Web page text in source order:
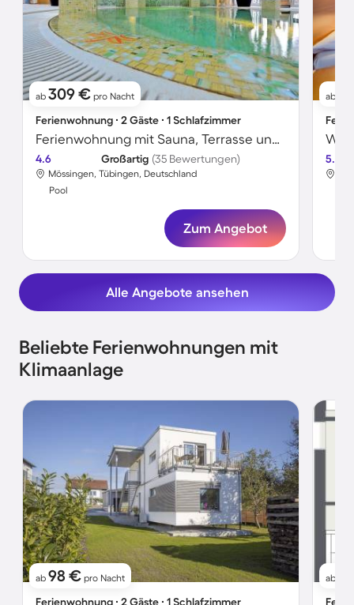
ab 309 € pro Nacht
Ferienwohnung ∙ 2 Gäste ∙ 1 Schlafzimmer
Ferienwohnung mit Sauna, Terrasse und Pool | Stadtblick
4.6 Großartig (35 Bewertungen)
Mössingen, Tübingen, Deutschland
Pool
Zum Angebot
ab
5.0
Alle Angebote ansehen
Beliebte Ferienwohnungen mit
Klimaanlage
ab 98 € pro Nacht
Ferienwohnung ∙ 2 Gäste ∙ 1 Schlafzimmer
ab